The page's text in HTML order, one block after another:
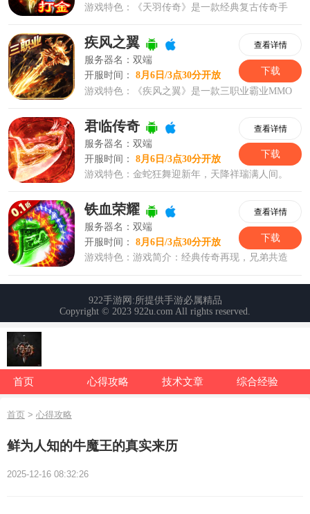
首页 心得攻略 技术文章 综合经验
首页 > 心得攻略
鲜为人知的牛魔王的真实来历
2025-12-16 08:32:26